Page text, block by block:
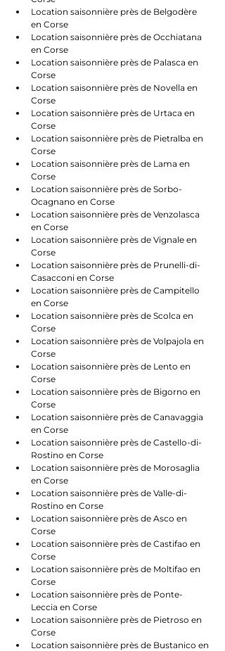
Location saisonnière près de Belgodère
en Corse
Location saisonnière près de Occhiatana
en Corse
Location saisonnière près de Palasca en
Corse
Location saisonnière près de Novella en
Corse
Location saisonnière près de Urtaca en
Corse
Location saisonnière près de Pietralba en
Corse
Location saisonnière près de Lama en
Corse
Location saisonnière près de Sorbo-
Ocagnano en Corse
Location saisonnière près de Venzolasca
en Corse
Location saisonnière près de Vignale en
Corse
Location saisonnière près de Prunelli-di-
Casacconi en Corse
Location saisonnière près de Campitello
en Corse
Location saisonnière près de Scolca en
Corse
Location saisonnière près de Volpajola en
Corse
Location saisonnière près de Lento en
Corse
Location saisonnière près de Bigorno en
Corse
Location saisonnière près de Canavaggia
en Corse
Location saisonnière près de Castello-di-
Rostino en Corse
Location saisonnière près de Morosaglia
en Corse
Location saisonnière près de Valle-di-
Rostino en Corse
Location saisonnière près de Asco en
Corse
Location saisonnière près de Castifao en
Corse
Location saisonnière près de Moltifao en
Corse
Location saisonnière près de Ponte-
Leccia en Corse
Location saisonnière près de Pietroso en
Corse
Location saisonnière près de Bustanico en